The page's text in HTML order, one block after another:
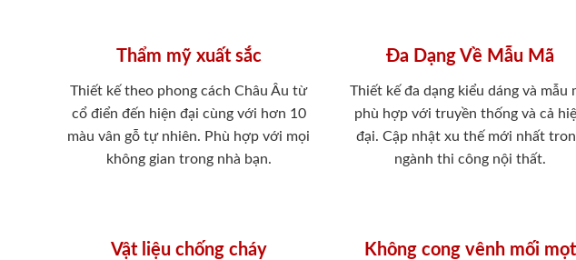
Thẩm mỹ xuất sắc
Thiết kế theo phong cách Châu Âu từ
cổ điển đến hiện đại cùng với hơn 10
màu vân gỗ tự nhiên. Phù hợp với mọi
không gian trong nhà bạn.
Đa Dạng Về Mẫu Mã
Thiết kế đa dạng kiểu dáng và mẫu
phù hợp với truyền thống và cả
đại. Cập nhật xu thế mới nhất
ngành thi công nội thất.
Vật liệu chống cháy Không cong vênh mối mọt